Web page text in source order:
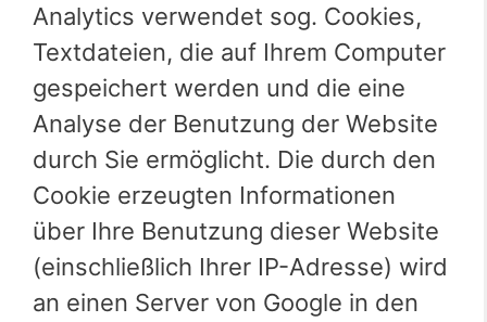
Analytics verwendet sog. Cookies,
Textdateien, die auf Ihrem Computer
gespeichert werden und die eine
Analyse der Benutzung der Website
durch Sie ermöglicht. Die durch den
Cookie erzeugten Informationen
über Ihre Benutzung dieser Website
(einschließlich Ihrer IP-Adresse) wird
an einen Server von Google in den